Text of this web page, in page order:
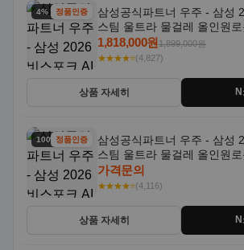
4% 할인정품인증
삼성공식파트너 우주 - 삼성
스팀 울트라 물걸레 올인원로
레이지 AAG
1,818,000원1,899,000원
★★★★⭐(4,827)
상품 자세히
100% 할인
정품인증
삼성공식파트너 우주 - 삼성
스팀 울트라 물걸레 올인원로
콜 AAH
가격문의
★★★★⭐(4,116)
상품 자세히